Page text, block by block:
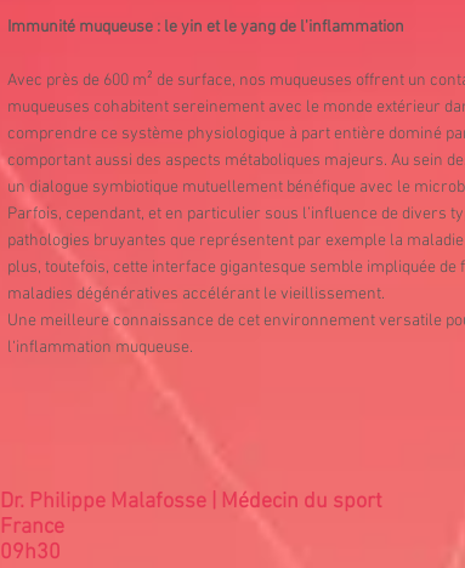
Immunité muqueuse : le yin et le yang de l'inflammation
Avec près de 600 m² de surface, nos muqueuses offrent un
muqueuses cohabitent sereinement avec le monde extérieur
comprendre ce système physiologique à part entière dominé
comportant aussi des aspects métaboliques majeurs. Au sein
un dialogue symbiotique mutuellement bénéfique avec le
Parfois, cependant, et en particulier sous l’influence de divers
pathologies bruyantes que représentent par exemple la
plus, toutefois, cette interface gigantesque semble impliquée
maladies dégénératives accélérant le vieillissement.
Une meilleure connaissance de cet environnement versatile
l‘inflammation muqueuse.
Dr. Philippe Malafosse | Médecin du sport
France
09h30